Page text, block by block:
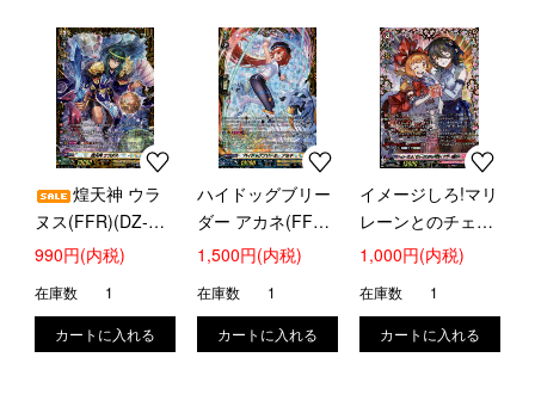
煌天神 ウラ
ヌス(FFR)(DZ-
SS16/FFR13)
990円(内税)
在庫数 1
ハイドッグブリー
ダー アカネ(FFR)
(DZ-SS16/FFR15)
1,500円(内税)
在庫数 1
イメージしろ!マリ
レーンとのチェキ
会を! ダウナーお
SS16/FFR19)
1,000円(内税)
在庫数 1